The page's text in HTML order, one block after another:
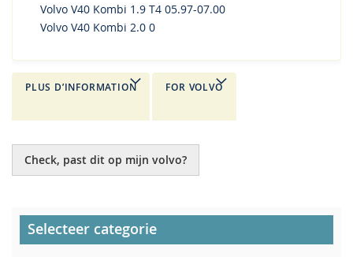
Volvo V40 Kombi 1.9 T4 05.97-07.00
Volvo V40 Kombi 2.0 0
PLUS D’INFORMATION FOR VOLVO
Check, past dit op mijn volvo?
Selecteer categorie